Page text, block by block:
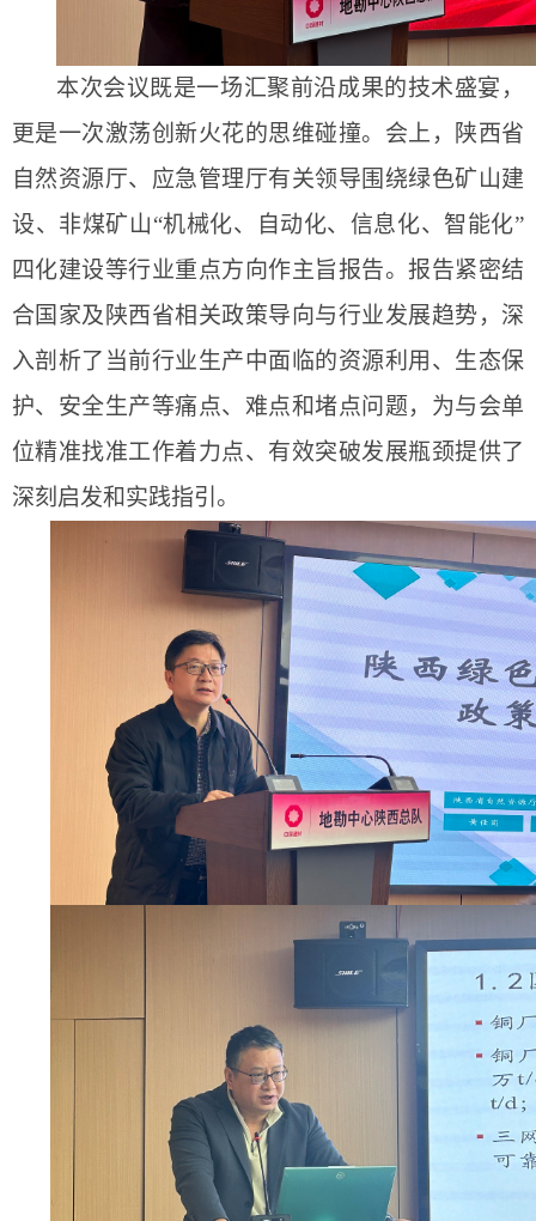
本次会议既是一场汇聚前沿成果的技术盛宴，
更是一次激荡创新火花的思维碰撞。会上，陕西省
自然资源厅、应急管理厅有关领导围绕绿色矿山建
设、非煤矿山“机械化、自动化、信息化、智能化”
四化建设等行业重点方向作主旨报告。报告紧密结
合国家及陕西省相关政策导向与行业发展趋势，深
入剖析了当前行业生产中面临的资源利用、生态保
护、安全生产等痛点、难点和堵点问题，为与会单
位精准找准工作着力点、有效突破发展瓶颈提供了
深刻启发和实践指引。